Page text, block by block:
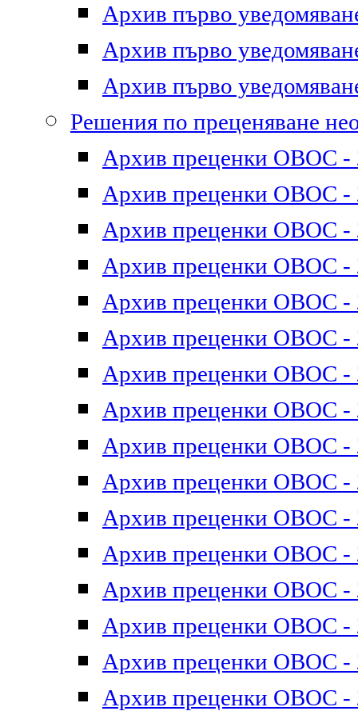
Архив първо
Архив първо
Архив първо
Решения по преценяване
Архив преценки ОВОС -
Архив преценки ОВОС -
Архив преценки ОВОС -
Архив преценки ОВОС -
Архив преценки ОВОС -
Архив преценки ОВОС -
Архив преценки ОВОС -
Архив преценки ОВОС -
Архив преценки ОВОС -
Архив преценки ОВОС -
Архив преценки ОВОС -
Архив преценки ОВОС -
Архив преценки ОВОС -
Архив преценки ОВОС -
Архив преценки ОВОС -
Архив преценки ОВОС -